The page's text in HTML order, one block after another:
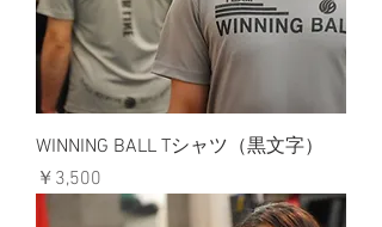
WINNING BALL Tシャツ（黒文字）
価格
￥3,500